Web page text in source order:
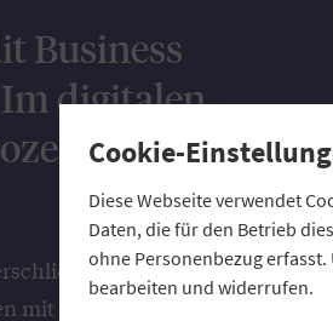
Business
Im digitalen
präsent
den Volks- und
mit ihren digitalen
Cookie-
Diese Webseite verwendet
Daten, die für den Betrieb
ohne Personenbezug
bearbeiten und widerrufen.